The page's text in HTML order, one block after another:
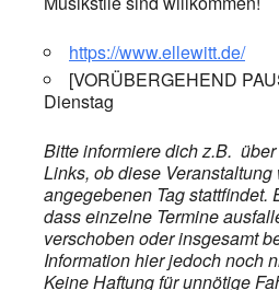
https://www.ellewitt.de/
[VORÜBERGEHEND
Dienstag
Bitte informiere dich z.B.
Links, ob diese
angegebenen Tag stattfindet.
dass einzelne Termine
verschoben oder insgesamt
Information hier jedoch noch
Keine Haftung für unnötige